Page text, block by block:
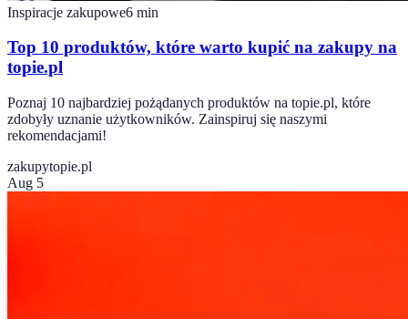
Inspiracje zakupowe6 min
Top 10 produktów, które warto kupić na zakupy na
topie.pl
Poznaj 10 najbardziej pożądanych produktów na topie.pl, które
zdobyły uznanie użytkowników. Zainspiruj się naszymi
rekomendacjami!
zakupytopie.pl
Aug 5